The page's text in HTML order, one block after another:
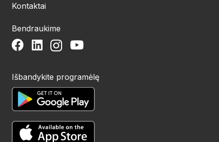
Kontaktai
Bendraukime
Išbandykite programėlę